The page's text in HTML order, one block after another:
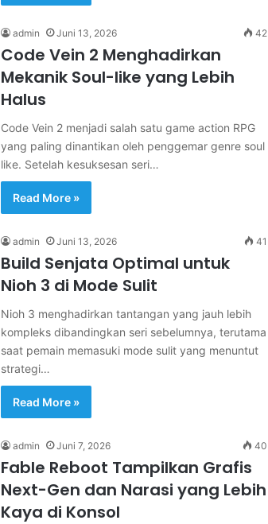
admin Juni 13, 2026 42
Code Vein 2 Menghadirkan
Mekanik Soul-like yang Lebih
Halus
Code Vein 2 menjadi salah satu game action RPG
yang paling dinantikan oleh penggemar genre soul
like. Setelah kesuksesan seri…
Read More »
admin Juni 13, 2026 41
Build Senjata Optimal untuk
Nioh 3 di Mode Sulit
Nioh 3 menghadirkan tantangan yang jauh lebih
kompleks dibandingkan seri sebelumnya, terutama
saat pemain memasuki mode sulit yang menuntut
strategi…
Read More »
admin Juni 7, 2026 40
Fable Reboot Tampilkan Grafis
Next-Gen dan Narasi yang Lebih
Kaya di Konsol